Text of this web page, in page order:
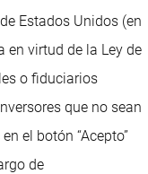
Estados Unidos (en
en virtud de la Ley de
o fiduciarios
que no sean
el botón “Acepto”
de